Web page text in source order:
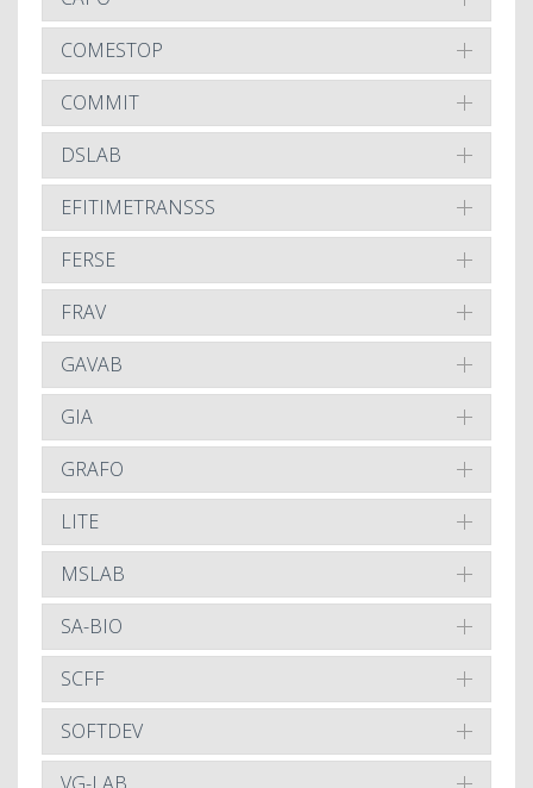
COMESTOP
COMMIT
DSLAB
EFITIMETRANSSS
FERSE
FRAV
GAVAB
GIA
GRAFO
LITE
MSLAB
SA-BIO
SCFF
SOFTDEV